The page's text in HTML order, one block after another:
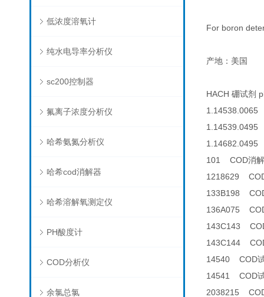
低浓度溶氧计
纯水电导率分析仪
sc200控制器
氟离子浓度分析仪
哈希氨氮分析仪
哈希cod消解器
哈希溶解氧测定仪
PH酸度计
COD分析仪
余氯总氯
For boron
产地：美国
HACH 硼试剂
1.14539.0495
1.14682.0495
101 COD消
1218629
133B198
136A075
143C143
143C144
14540 COD
14541 COD
2038215